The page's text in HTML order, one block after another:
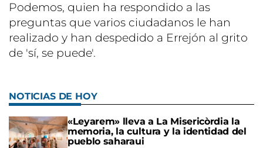
Podemos, quien ha respondido a las
preguntas que varios ciudadanos le han
realizado y han despedido a Errejón al grito
de 'sí, se puede'.
NOTICIAS DE HOY
«Leyarem» lleva a La Misericòrdia la
memoria, la cultura y la identidad del
pueblo saharaui